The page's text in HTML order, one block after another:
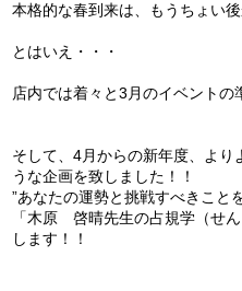
本格的な春到来は、もうちょい後
とはいえ・・・
店内では着々と3月のイベントの
そして、4月からの新年度、より
うな企画を致しました！！
”あなたの運勢と挑戦すべきこと
「木原 啓晴先生の占規学（せ
します！！